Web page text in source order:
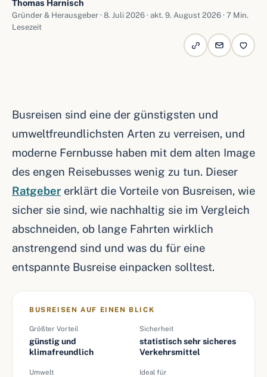
Thomas Harnisch
Gründer & Herausgeber · 8. Juli 2026 · akt. 9. August 2026 · 7 Min.
Lesezeit
Busreisen sind eine der günstigsten und
umweltfreundlichsten Arten zu verreisen, und
moderne Fernbusse haben mit dem alten Image
des engen Reisebusses wenig zu tun. Dieser
Ratgeber erklärt die Vorteile von Busreisen, wie
sicher sie sind, wie nachhaltig sie im Vergleich
abschneiden, ob lange Fahrten wirklich
anstrengend sind und was du für eine
entspannte Busreise einpacken solltest.
BUSREISEN AUF EINEN BLICK
Größter Vorteil
günstig und
klimafreundlich
Sicherheit
statistisch sehr sicheres
Verkehrsmittel
Umwelt Ideal für